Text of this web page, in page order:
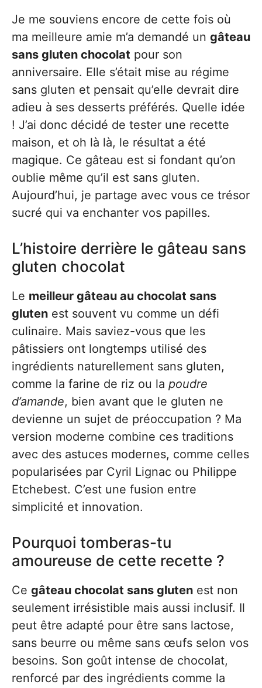
Je me souviens encore de cette fois où
ma meilleure amie m’a demandé un gâteau
sans gluten chocolat pour son
anniversaire. Elle s’était mise au régime
sans gluten et pensait qu’elle devrait dire
adieu à ses desserts préférés. Quelle idée
! J’ai donc décidé de tester une recette
maison, et oh là là, le résultat a été
magique. Ce gâteau est si fondant qu’on
oublie même qu’il est sans gluten.
Aujourd’hui, je partage avec vous ce trésor
sucré qui va enchanter vos papilles.
L’histoire derrière le gâteau sans
gluten chocolat
Le meilleur gâteau au chocolat sans
gluten est souvent vu comme un défi
culinaire. Mais saviez-vous que les
pâtissiers ont longtemps utilisé des
ingrédients naturellement sans gluten,
comme la farine de riz ou la poudre
d’amande, bien avant que le gluten ne
devienne un sujet de préoccupation ? Ma
version moderne combine ces traditions
avec des astuces modernes, comme celles
popularisées par Cyril Lignac ou Philippe
Etchebest. C’est une fusion entre
simplicité et innovation.
Pourquoi tomberas-tu
amoureuse de cette recette ?
Ce gâteau chocolat sans gluten est non
seulement irrésistible mais aussi inclusif. Il
peut être adapté pour être sans lactose,
sans beurre ou même sans œufs selon vos
besoins. Son goût intense de chocolat,
renforcé par des ingrédients comme la